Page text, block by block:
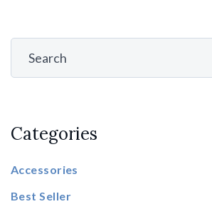
Categories
Accessories
Best Seller